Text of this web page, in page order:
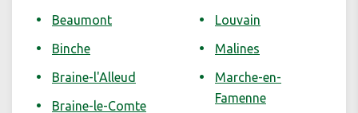
Beaumont
Binche
Braine-l'Alleud
Braine-le-Comte
Louvain
Malines
Marche-en-
Famenne